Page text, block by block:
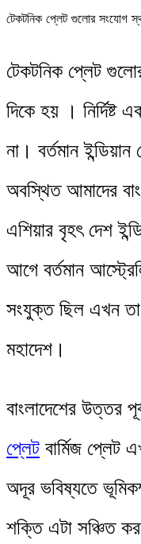
টেকটনিক প্লেট গুলোর সংযোগ
টেকটনিক প্লেট
দিকে হয় । নির্দিষ্ট
না। বর্তমান
অবস্থিত আমাদের
এশিয়ার বৃহৎ দেশ
আগে বর্তমান
সংযুক্ত ছিল এখন
মহাদেশ।
বাংলাদেশের উত্তর
প্লেট বার্মিজ প্লেট
অদূর ভবিষ্যতে
শক্তি এটা সঞ্চিত